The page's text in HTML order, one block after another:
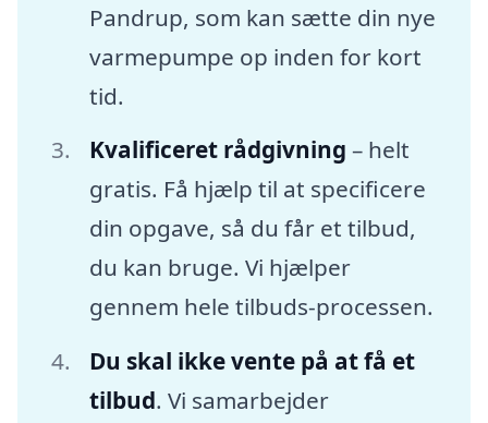
Pandrup, som kan sætte din nye
varmepumpe op inden for kort
tid.
Kvalificeret rådgivning – helt
gratis. Få hjælp til at specificere
din opgave, så du får et tilbud,
du kan bruge. Vi hjælper
gennem hele tilbuds-processen.
Du skal ikke vente på at få et
tilbud. Vi samarbejder